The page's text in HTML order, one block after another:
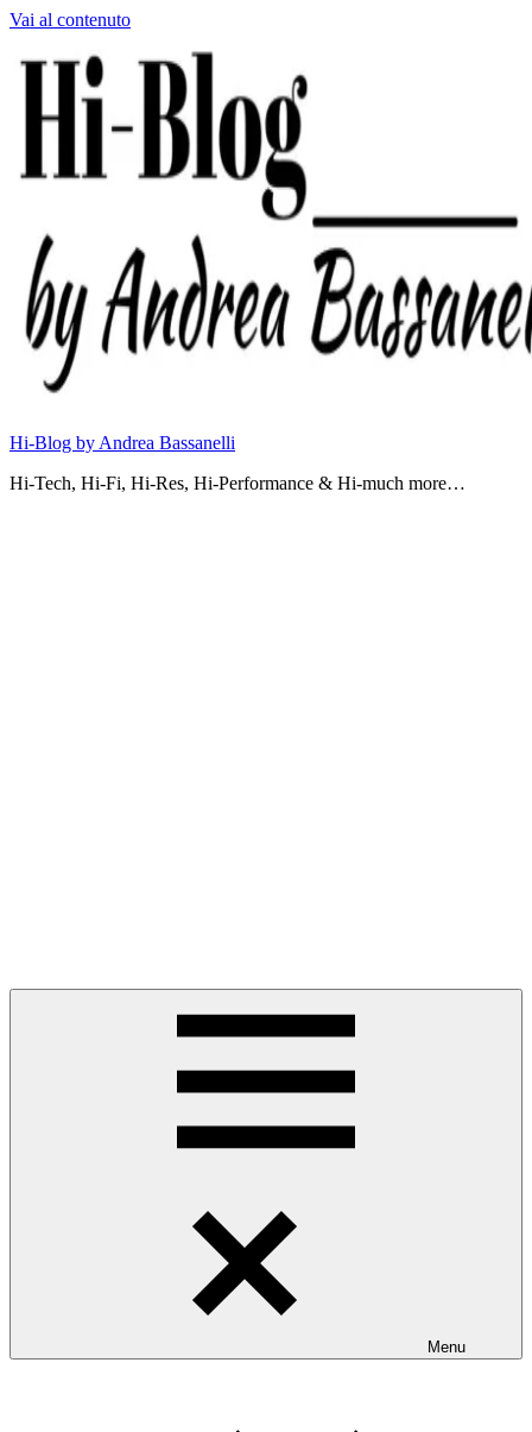
Vai al contenuto
Hi-Blog by Andrea Bassanelli
Hi-Tech, Hi-Fi, Hi-Res, Hi-Performance & Hi-much more…
Menu